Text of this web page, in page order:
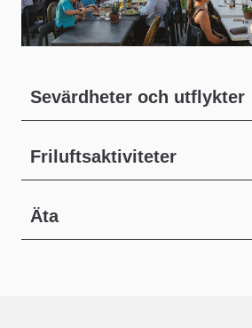
Sevärdheter och utflykter
Friluftsaktiviteter
Äta